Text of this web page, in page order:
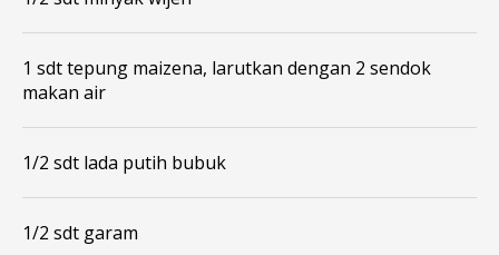
1 sdt tepung maizena, larutkan dengan 2 sendok
makan air
1/2 sdt lada putih bubuk
1/2 sdt garam